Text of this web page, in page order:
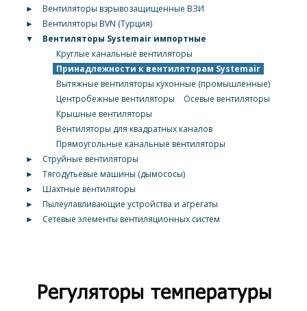
►
Вентиляторы взрывозащищенные ВЗИ
►
Вентиляторы BVN (Турция)
▼
Вентиляторы Systemair импортные
Круглые канальные вентиляторы
Принадлежности к вентиляторам Systemair
Вытяжные вентиляторы кухонные (промышленные)
Центробежные вентиляторы
Осевые вентиляторы
Крышные вентиляторы
Вентиляторы для квадратных каналов
Прямоугольные канальные вентиляторы
►
Струйные вентиляторы
►
Тягодутьевые машины (дымососы)
►
Шахтные вентиляторы
►
Пылеулавливающие устройства и агрегаты
►
Сетевые элементы вентиляционных систем